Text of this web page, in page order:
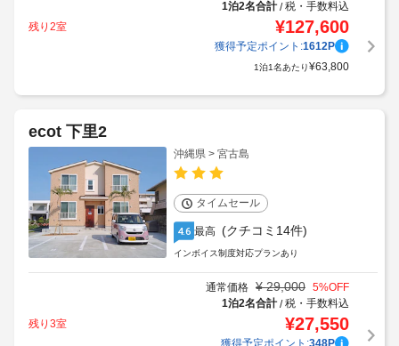
1泊2名合計/税・手数料込
残り2室
¥127,600
獲得予定ポイント:1612P
1泊1名あたり¥63,800
ecot 下里2
沖縄県 > 宮古島
タイムセール
4.6 最高 (クチコミ14件)
インボイス制度対応プランあり
通常価格 ¥ 29,000 5%OFF
1泊2名合計/税・手数料込
残り3室
¥27,550
獲得予定ポイント:348P